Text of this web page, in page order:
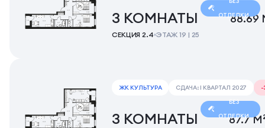
3 КОМНАТЫ
СЕКЦИЯ 2.4 ЭТАЖ 19 | 25
88.69
ОТДЕЛКИ
ЖК КУЛЬТУРА СДАЧА: I КВАРТАЛ 2027 -
3 КОМНАТЫ 87.7
БЕЗ
ОТДЕЛКИ